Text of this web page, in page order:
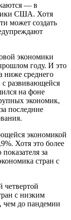
— в
США. Хотя
может создать
экономики
году. И это
ниже среднего
с развивающейся
на фоне
экономик,
последние
экономикой
Хотя это более
за
стран с
четвертой
с низким
чем до пандемии